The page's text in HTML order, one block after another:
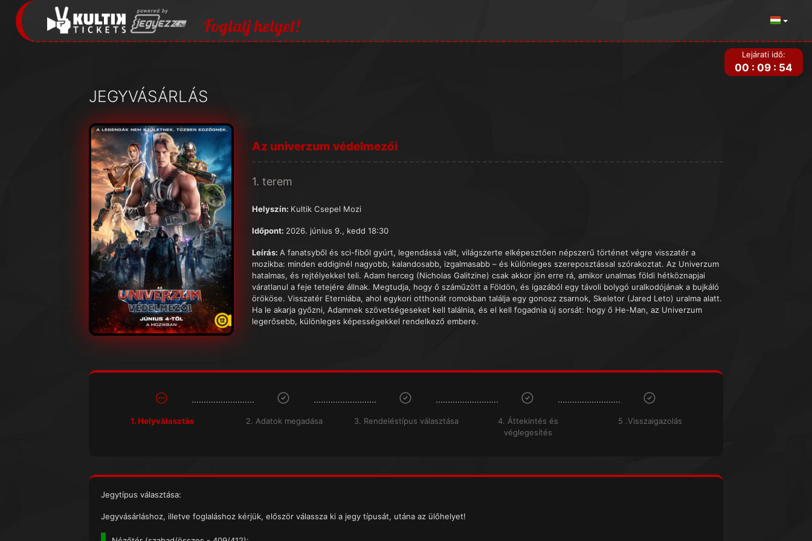
Foglalj helyet!
JEGYVÁSÁRLÁS
Lejárati idő:
00 : 09 : 54
Az univerzum védelmezői
1. terem
Helyszín: Kultik Csepel Mozi
Időpont: 2026. június 9., kedd 18:30
Leírás: A fanatsyből és sci-fiből gyúrt, legendássá vált, világszerte elképesztően népszerű történet végre visszatér a
mozikba: minden eddiginél nagyobb, kalandosabb, izgalmasabb – és különleges szereposztással szórakoztat. Az Univerzum
hatalmas, és rejtélyekkel teli. Adam herceg (Nicholas Galitzine) csak akkor jön erre rá, amikor unalmas földi hétköznapjai
váratlanul a feje tetejére állnak. Megtudja, hogy ő száműzött a Földön, és igazából egy távoli bolygó uralkodójának a bujkáló
örököse. Visszatér Eterniába, ahol egykori otthonát romokban találja egy gonosz zsarnok, Skeletor (Jared Leto) uralma alatt.
Ha le akarja győzni, Adamnek szövetségeseket kell találnia, és el kell fogadnia új sorsát: hogy ő He-Man, az Univerzum
legerősebb, különleges képességekkel rendelkező embere.
1. Helyválasztás 2. Adatok megadása 3. Rendeléstípus választása
4. Áttekintés és
véglegesítés
5 .Visszaigazolás
Jegytípus választása:
Jegyvásárláshoz, illetve foglaláshoz kérjük, először válassza ki a jegy típusát, utána az ülőhelyet!